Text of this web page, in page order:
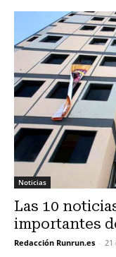
Noticias
Las 10
importantes
Redacción Runrun.es - 21